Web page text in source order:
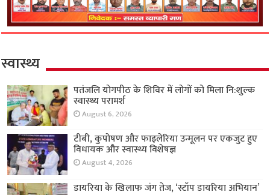
स्वास्थ्य
पतंजलि योगपीठ के शिविर में लोगों को मिला नि:शुल्क
स्वास्थ्य परामर्श
August 6, 2026
टीबी, कुपोषण और फाइलेरिया उन्मूलन पर एकजुट हुए
विधायक और स्वास्थ्य विशेषज्ञ
August 4, 2026
डायरिया के खिलाफ जंग तेज, ‘स्टॉप डायरिया अभियान’